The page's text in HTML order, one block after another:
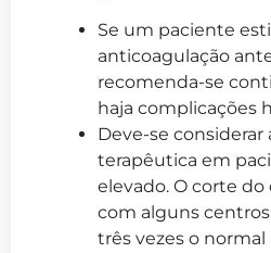
Se um paciente
anticoagulação
recomenda-se
haja complicações
Deve-se
terapêutica em
elevado. O corte
com alguns
três vezes o normal